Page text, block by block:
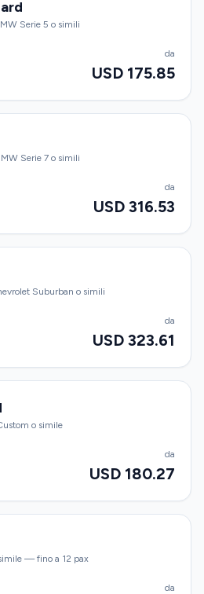
Serie 5 o simili
da
USD 175.85
Serie 7 o simili
da
USD 316.53
Suburban o simili
da
USD 323.61
o simile
da
USD 180.27
— fino a 12 pax
da